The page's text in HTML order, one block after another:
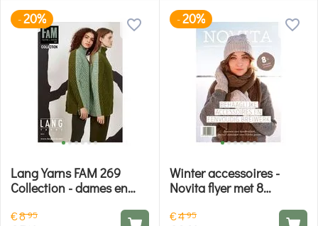
-20%
Lang Yarns FAM 269
Collection - dames en
€895
-20%
Winter accessoires -
Novita flyer met 8
€495